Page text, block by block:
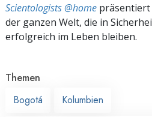
Scientologists @home präsentiert
der ganzen Welt, die in
erfolgreich im Leben bleiben.
Themen
Bogotá
Kolumbien